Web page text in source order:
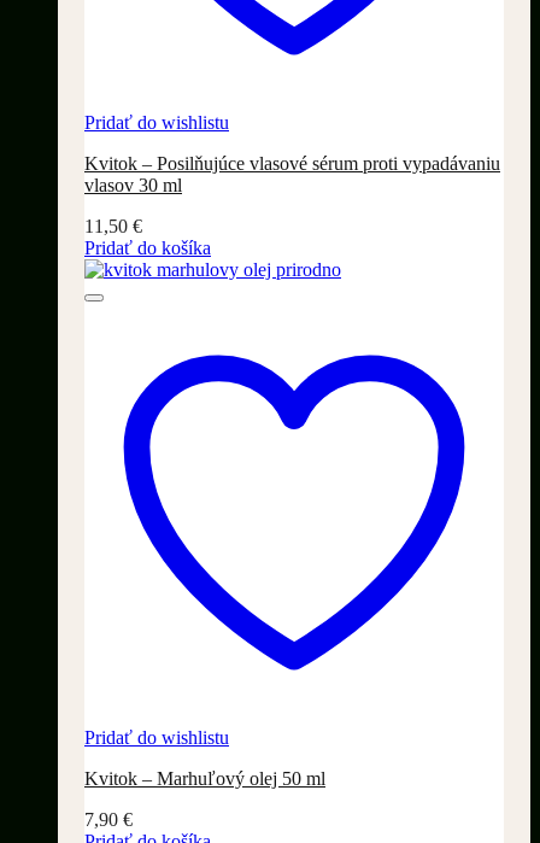
Pridať do wishlistu
Kvitok – Posilňujúce vlasové sérum proti vypadávaniu
vlasov 30 ml
11,50 €
Pridať do košíka
Pridať do wishlistu
Kvitok – Marhuľový olej 50 ml
7,90 €